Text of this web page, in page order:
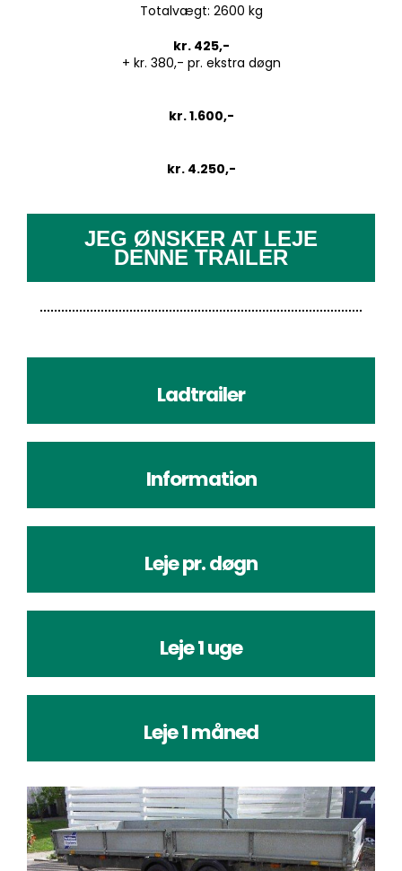
Totalvægt: 2600 kg
kr. 425,-
+ kr. 380,- pr. ekstra døgn
kr. 1.600,-
kr. 4.250,-
JEG ØNSKER AT LEJE
DENNE TRAILER
Ladtrailer
Information
Leje pr. døgn
Leje 1 uge
Leje 1 måned